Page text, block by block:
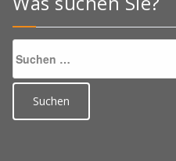
nach: